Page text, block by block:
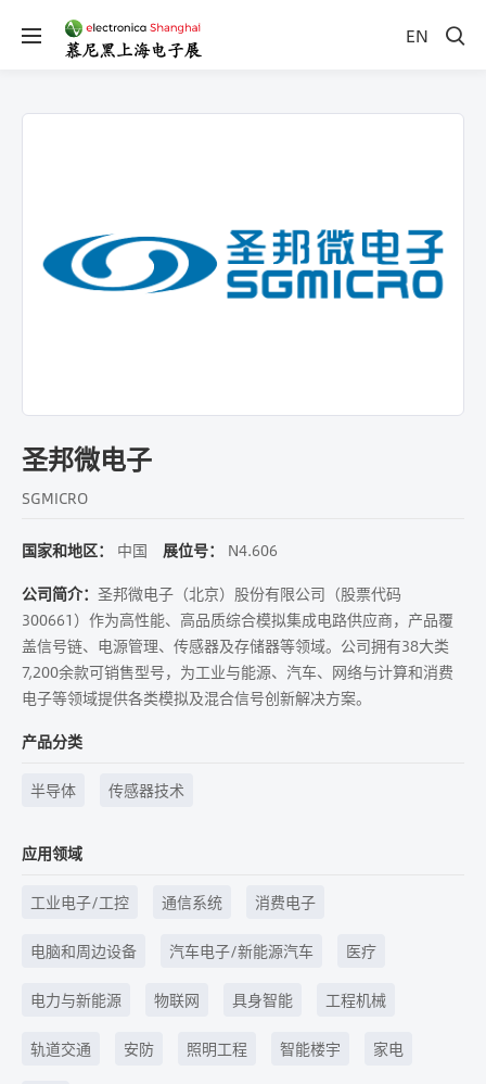
EN
圣邦微电子
SGMICRO
国家和地区： 中国 展位号：
N4.606
公司简介： 圣邦微电子（北京）股份有限公司（股票代码
300661）作为高性能、高品质综合模拟集成电路供应商，产品覆
盖信号链、电源管理、传感器及存储器等领域。公司拥有38大类
7,200余款可销售型号，为工业与能源、汽车、网络与计算和消费
电子等领域提供各类模拟及混合信号创新解决方案。
产品分类
半导体 传感器技术
应用领域
工业电子/工控 通信系统 消费电子
电脑和周边设备 汽车电子/新能源汽车 医疗
电力与新能源 物联网 具身智能 工程机械
轨道交通 安防 照明工程 智能楼宇 家电